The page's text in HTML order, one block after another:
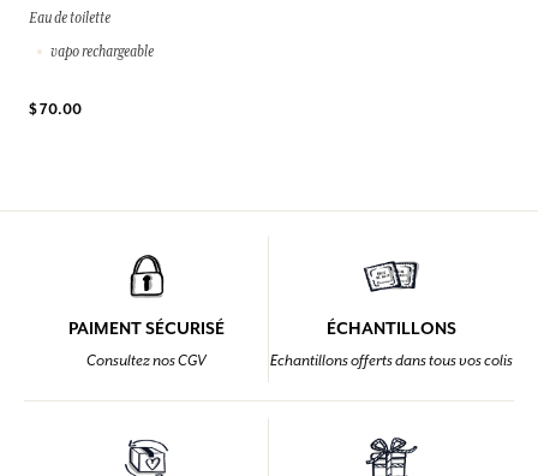
Eau de toilette
vapo rechargeable
$ 70.00
PAIMENT SÉCURISÉ
Consultez nos CGV
ÉCHANTILLONS
Echantillons offerts dans tous vos colis